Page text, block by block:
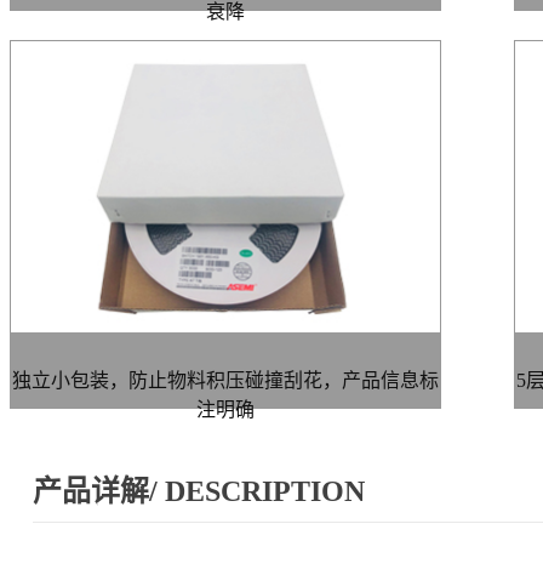
衰降
独立小包装，防止物料积压碰撞刮花，产品信息标
注明确
5
产品详解/ DESCRIPTION